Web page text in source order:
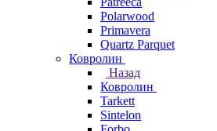
Polarwood
Primavera
Quartz Parquet
Ковролин
Назад
Ковролин
Tarkett
Sintelon